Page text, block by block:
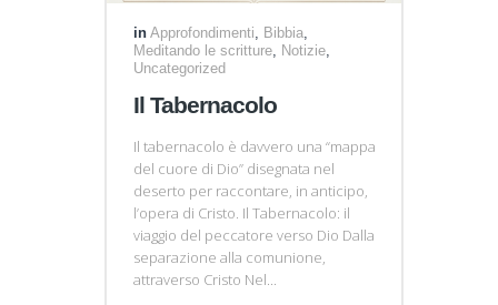
in Approfondimenti, Bibbia,
Meditando le scritture, Notizie,
Uncategorized
Il Tabernacolo
Il tabernacolo è davvero una “mappa
del cuore di Dio” disegnata nel
deserto per raccontare, in anticipo,
l’opera di Cristo. Il Tabernacolo: il
viaggio del peccatore verso Dio Dalla
separazione alla comunione,
attraverso Cristo Nel...